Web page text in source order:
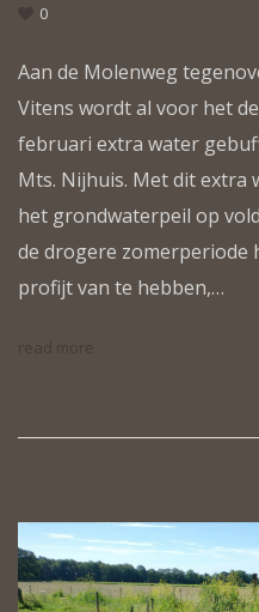
0
Aan de Molenweg
Vitens wordt al voor het
februari extra water
Mts. Nijhuis. Met dit extra
het grondwaterpeil op
de drogere zomerperiode
profijt van te hebben,…